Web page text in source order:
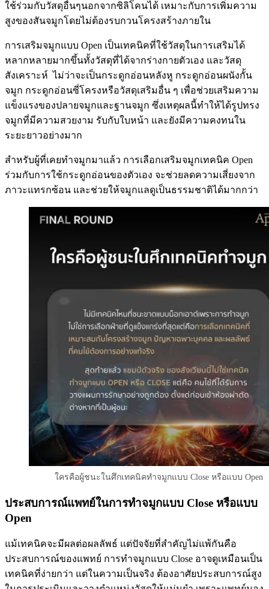
ใช้ร่วมกับวัสดุอื่นๆนอกจากซิลิโคนได้ เหมาะกับการเพิ่มความ
สูงของสันจมูกโดยไม่ต้องรบกวนโครงสร้างภายใน
การเสริมจมูกแบบ Open เป็นเทคนิคที่ใช้วัสดุในการเสริมได้
หลากหลายมากขึ้นทั้งวัสดุที่ได้จากร่างกายตัวเอง และวัสดุ
สังเคราะห์ ไม่ว่าจะเป็นกระดูกอ่อนหลังหู กระดูกอ่อนผนังกั้น
จมูก กระดูกอ่อนซี่โครงหรือวัสดุเสริมอื่น ๆ เพื่อช่วยเสริมความ
แข็งแรงของปลายจมูกและฐานจมูก ซึ่งเหตุผลนี้ทำให้ได้รูปทรง
จมูกที่มีความสวยงาม รับกับใบหน้า และยังมีความคงทนใน
ระยะยาวอย่างมาก
สำหรับผู้ที่เคยทำจมูกมาแล้ว การเลือกเสริมจมูกเทคนิค Open
ร่วมกับการใช้กระดูกอ่อนของตัวเอง จะช่วยลดความเสี่ยงจาก
ภาวะแทรกซ้อน และช่วยให้จมูกแลดูเป็นธรรมชาติได้มากกว่า
ใครคือผู้ชนะในศึกเทคนิคทำจมูกแบบ Close หรือแบบ Open
ประสบการณ์แพทย์ในการทำจมูกแบบ Close หรือแบบ
Open
แม้เทคนิคจะมีผลต่อผลลัพธ์ แต่ปัจจัยที่สำคัญไม่แพ้กันคือ
ประสบการณ์ของแพทย์ การทำจมูกแบบ Close อาจดูเหมือนเป็น
เทคนิคที่ง่ายกว่า แต่ในความเป็นจริง ต้องอาศัยประสบการณ์สูง